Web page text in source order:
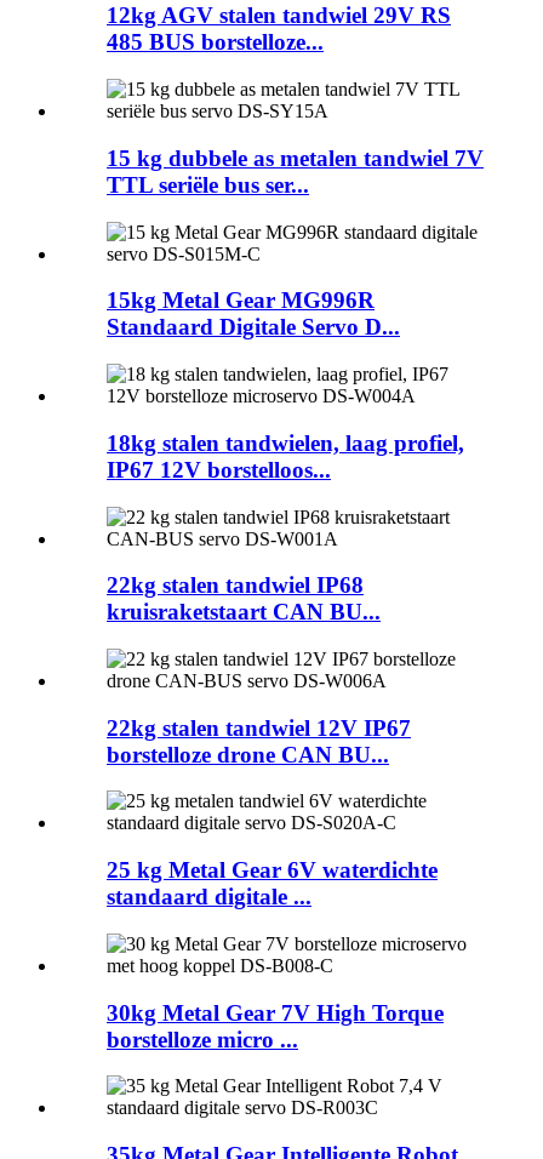
12kg AGV stalen tandwiel 29V RS
485 BUS borstelloze...
15 kg dubbele as metalen tandwiel 7V
TTL seriële bus ser...
15kg Metal Gear MG996R
Standaard Digitale Servo D...
18kg stalen tandwielen, laag profiel,
IP67 12V borstelloos...
22kg stalen tandwiel IP68
kruisraketstaart CAN BU...
22kg stalen tandwiel 12V IP67
borstelloze drone CAN BU...
25 kg Metal Gear 6V waterdichte
standaard digitale ...
30kg Metal Gear 7V High Torque
borstelloze micro ...